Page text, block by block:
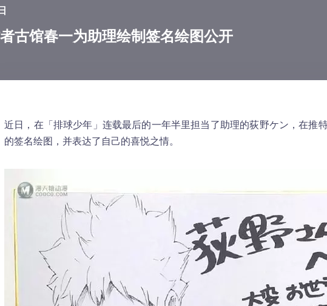
者古馆春一为助理绘制签名绘图公开
近日，在「排球少年」连载最后的一年半里担当了助理的荻野ケン，在推
的签名绘图，并表达了自己的喜悦之情。